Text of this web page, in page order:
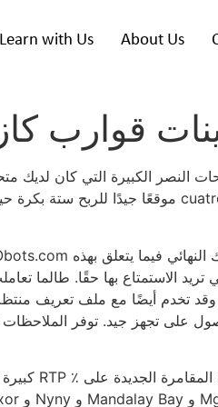
Learn with Us About Us
قوارب
النصر الكبيرة التي كان لديك
تريد الاستمتاع بها حقًا.
على تجهز جيد. توفر الملاحظات